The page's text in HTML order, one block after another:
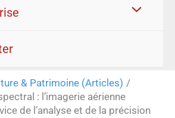
& Patrimoine (Articles)
: l’imagerie aérienne
de l’analyse et de la précision